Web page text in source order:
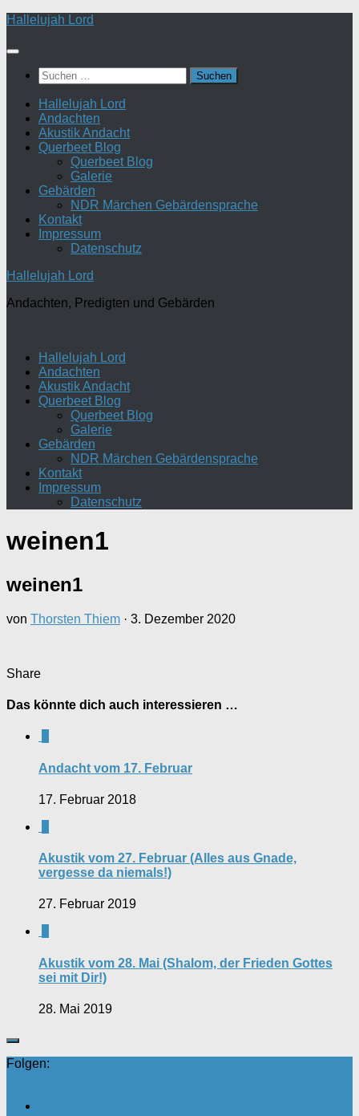
Zum
springen
Hallelujah Lord
Suchen
nach:
Hallelujah Lord
Andachten
Akustik Andacht
Querbeet Blog
Querbeet Blog
Galerie
Gebärden
NDR Märchen Gebärdensprache
Kontakt
Impressum
Datenschutz
Hallelujah Lord
Andachten, Predigten und Gebärden
Hallelujah Lord
Andachten
Akustik Andacht
Querbeet Blog
Querbeet Blog
Galerie
Gebärden
NDR Märchen Gebärdensprache
Kontakt
Impressum
Datenschutz
weinen1
weinen1
von Thorsten Thiem · 3. Dezember 2020
Share
Das könnte dich auch interessieren …
Andacht vom 17. Februar
17. Februar 2018
Akustik vom 27. Februar (Alles aus Gnade,
vergesse da niemals!)
27. Februar 2019
Akustik vom 28. Mai (Shalom, der Frieden Gottes
sei mit Dir!)
28. Mai 2019
Folgen: